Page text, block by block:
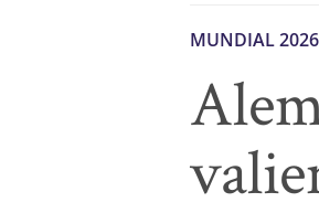
MUNDIAL 2026